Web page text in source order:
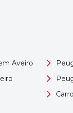
Aveiro